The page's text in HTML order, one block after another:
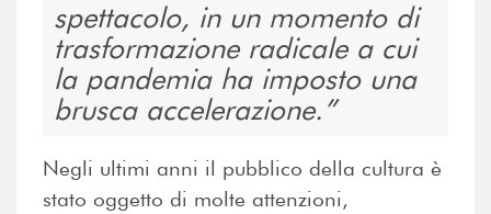
spettacolo, in un momento di
trasformazione radicale a cui
la pandemia ha imposto una
brusca accelerazione.
Negli ultimi anni il pubblico della cultura è
stato oggetto di molte attenzioni,